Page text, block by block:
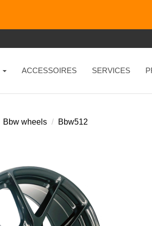
ACCESSOIRES SERVICES
Bbw wheels Bbw512